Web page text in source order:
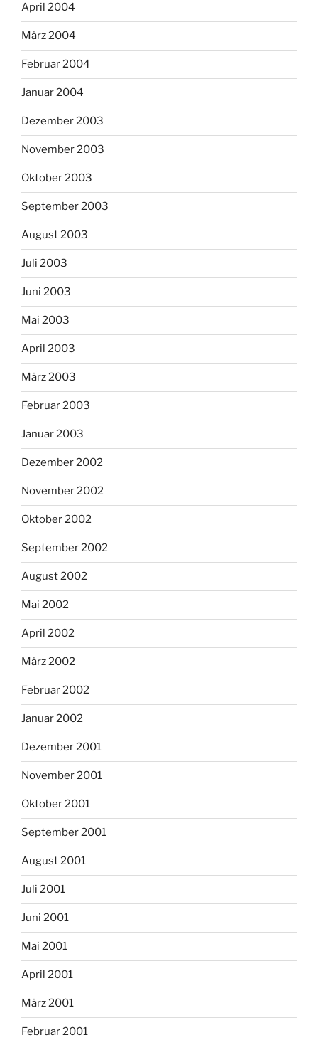
April 2004
März 2004
Februar 2004
Januar 2004
Dezember 2003
November 2003
Oktober 2003
September 2003
August 2003
Juli 2003
Juni 2003
Mai 2003
April 2003
März 2003
Februar 2003
Januar 2003
Dezember 2002
November 2002
Oktober 2002
September 2002
August 2002
Mai 2002
April 2002
März 2002
Februar 2002
Januar 2002
Dezember 2001
November 2001
Oktober 2001
September 2001
August 2001
Juli 2001
Juni 2001
Mai 2001
April 2001
März 2001
Februar 2001